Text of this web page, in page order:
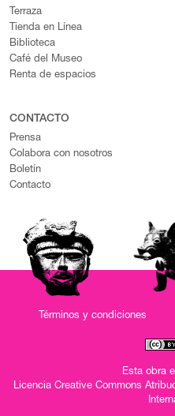
Terraza
Tienda en Línea
Biblioteca
Café del Museo
Renta de espacios
CONTACTO
Prensa
Colabora con nosotros
Boletín
Contacto
Términos y condiciones
Esta obra
Licencia Creative Commons